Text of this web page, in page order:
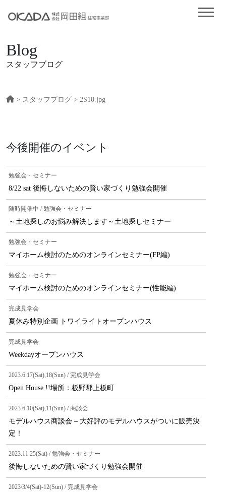
Blog
スタッフブログ
> スタッフプログ > 2S10.jpg
今後開催のイベント
勉強会・セミナー
8/22 sat 後悔しないための賢い家づくり勉強会開催
随時開催中 / 勉強会・セミナー
～土地探しのお悩み解決します～土地探しセミナー
勉強会・セミナー
マイホーム検討のためのオンラインセミナー(FP編)
勉強会・セミナー
マイホーム検討のためのオンラインセミナー(性能編)
完成見学会
夏休み特別企画 トワイライトオープンハウス
完成見学会
Weekdayオープンハウス
2023.6.17(Sat),18(Sun) / 完成見学会
Open House !!場所：板野郡上板町
2023.6.10(Sat),11(Sun) / 商談会
モデルハウス商談会 – 大好評のモデルハウスがついに販売決
定！
2023.11.25(Sat) / 勉強会・セミナー
後悔しないための賢い家づくり勉強会開催
2023/3/4(Sat)-12(Sun) / 完成見学会